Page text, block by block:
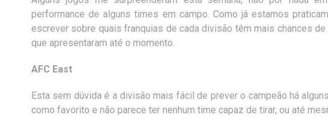
performance de alguns times em campo. Como já estamos
escrever sobre quais franquias de cada divisão têm mais chances de
que apresentaram até o momento.
AFC East
Esta sem dúvida é a divisão mais fácil de prever o campeão há
como favorito e não parece ter nenhum time capaz de tirar, ou até